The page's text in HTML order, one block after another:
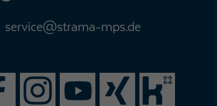
service@strama-mps.de